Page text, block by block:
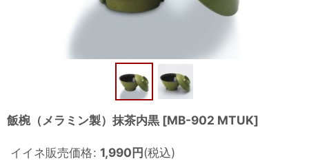
飯椀（メラミン製）抹茶内黒 [MB-902 MTUK]
イイネ販売価格: 1,990円(税込)